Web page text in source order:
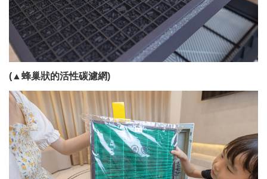
(▲蜂巢狀的活性碳濾網)